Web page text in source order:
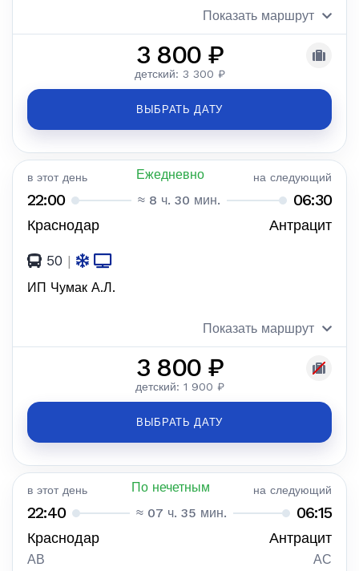
Показать маршрут
3 800 ₽
детский: 3 300 ₽
ВЫБРАТЬ ДАТУ
в этот день Ежедневно на следующий
22:00 ≈ 8 ч. 30 мин. 06:30
Краснодар Антрацит
50 |
ИП Чумак А.Л.
Показать маршрут
3 800 ₽
детский: 1 900 ₽
ВЫБРАТЬ ДАТУ
в этот день По нечетным на следующий
22:40 ≈ 07 ч. 35 мин. 06:15
Краснодар Антрацит
АВ АС